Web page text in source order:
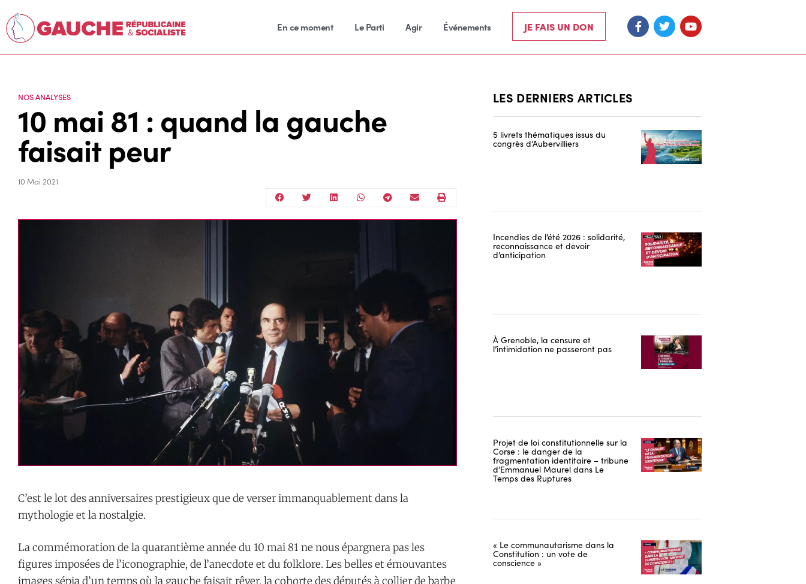
En ce moment Le Parti Agir Événements JE FAIS UN DON
NOS ANALYSES
10 mai 81 : quand la gauche
faisait peur
10 Mai 2021
C’est le lot des anniversaires prestigieux que de verser immanquablement dans la
mythologie et la nostalgie.
La commémoration de la quarantième année du 10 mai 81 ne nous épargnera pas les
figures imposées de l’iconographie, de l’anecdote et du folklore. Les belles et émouvantes
images sépia d’un temps où la gauche faisait rêver, la cohorte des députés à collier de barbe
LES DERNIERS ARTICLES
5 livrets thématiques issus du
congrès d’Aubervilliers
Incendies de l’été 2026 : solidarité,
reconnaissance et devoir
d’anticipation
À Grenoble, la censure et
l’intimidation ne passeront pas
Projet de loi constitutionnelle sur la
Corse : le danger de la
fragmentation identitaire – tribune
d’Emmanuel Maurel dans Le
Temps des Ruptures
« Le communautarisme dans la
Constitution : un vote de
conscience »